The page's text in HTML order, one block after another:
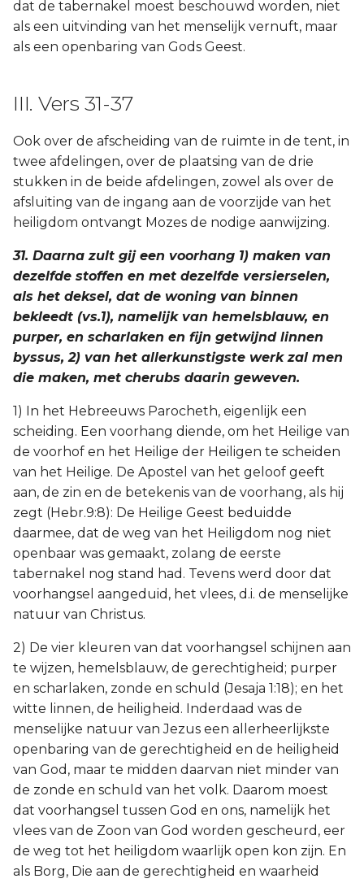
dat de tabernakel moest beschouwd worden, niet
als een uitvinding van het menselijk vernuft, maar
als een openbaring van Gods Geest.
III. Vers 31-37
Ook over de afscheiding van de ruimte in de tent, in
twee afdelingen, over de plaatsing van de drie
stukken in de beide afdelingen, zowel als over de
afsluiting van de ingang aan de voorzijde van het
heiligdom ontvangt Mozes de nodige aanwijzing.
31. Daarna zult gij een voorhang 1) maken van
dezelfde stoffen en met dezelfde versierselen,
als het deksel, dat de woning van binnen
bekleedt (vs.1), namelijk van hemelsblauw, en
purper, en scharlaken en fijn getwijnd linnen
byssus, 2) van het allerkunstigste werk zal men
die maken, met cherubs daarin geweven.
1) In het Hebreeuws Parocheth, eigenlijk een
scheiding. Een voorhang diende, om het Heilige van
de voorhof en het Heilige der Heiligen te scheiden
van het Heilige. De Apostel van het geloof geeft
aan, de zin en de betekenis van de voorhang, als hij
zegt (Hebr.9:8): De Heilige Geest beduidde
daarmee, dat de weg van het Heiligdom nog niet
openbaar was gemaakt, zolang de eerste
tabernakel nog stand had. Tevens werd door dat
voorhangsel aangeduid, het vlees, d.i. de menselijke
natuur van Christus.
2) De vier kleuren van dat voorhangsel schijnen aan
te wijzen, hemelsblauw, de gerechtigheid; purper
en scharlaken, zonde en schuld (Jesaja 1:18); en het
witte linnen, de heiligheid. Inderdaad was de
menselijke natuur van Jezus een allerheerlijkste
openbaring van de gerechtigheid en de heiligheid
van God, maar te midden daarvan niet minder van
de zonde en schuld van het volk. Daarom moest
dat voorhangsel tussen God en ons, namelijk het
vlees van de Zoon van God worden gescheurd, eer
de weg tot het heiligdom waarlijk open kon zijn. En
als Borg, Die aan de gerechtigheid en waarheid